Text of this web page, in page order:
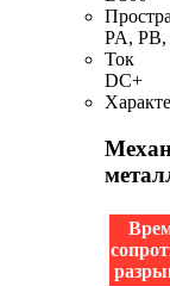
PA, PB,
Ток
DC+